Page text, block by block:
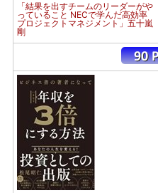
「結果を出すチームのリーダーがや
っていること NECで学んだ高効率
プロジェクトマネジメント」五十嵐
剛